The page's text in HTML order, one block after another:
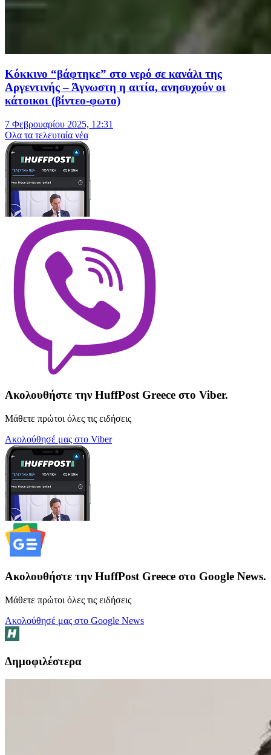
Κόκκινο “βάφτηκε” στο νερό σε κανάλι της
Αργεντινής – Άγνωστη η αιτία, ανησυχούν οι
κάτοικοι (βίντεο-φωτο)
7 Φεβρουαρίου 2025, 12:31
Oλα τα τελευταία νέα
Ακολουθήστε την HuffPost Greece στο Viber.
Μάθετε πρώτοι όλες τις ειδήσεις
Ακολούθησέ μας στο Viber
Ακολουθήστε την HuffPost Greece στο Google News.
Μάθετε πρώτοι όλες τις ειδήσεις
Ακολούθησέ μας στο Google News
Δημοφιλέστερα